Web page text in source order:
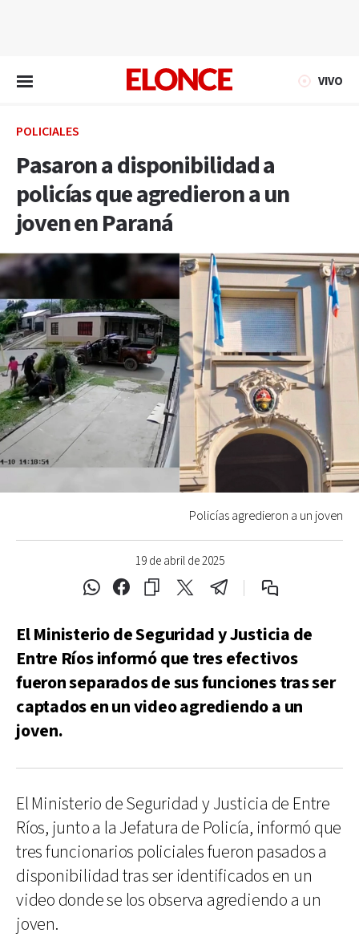
VIVO
POLICIALES
Pasaron a disponibilidad a
policías que agredieron a un
joven en Paraná
19 de abril de 2025
Policías agredieron a un joven
El Ministerio de Seguridad y Justicia de
Entre Ríos informó que tres efectivos
fueron separados de sus funciones tras ser
captados en un video agrediendo a un
joven.
El Ministerio de Seguridad y Justicia de Entre
Ríos, junto a la Jefatura de Policía, informó que
tres funcionarios policiales fueron pasados a
disponibilidad tras ser identificados en un
video donde se los observa agrediendo a un
joven.